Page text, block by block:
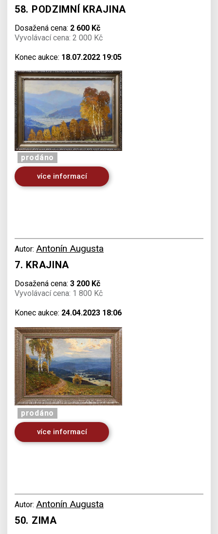
58. PODZIMNÍ KRAJINA
Dosažená cena: 2 600 Kč
Vyvolávací cena: 2 000 Kč
Konec aukce: 18.07.2022 19:05
prodáno
více informací
Autor: Antonín Augusta
7. KRAJINA
Dosažená cena: 3 200 Kč
Vyvolávací cena: 1 800 Kč
Konec aukce: 24.04.2023 18:06
prodáno
více informací
Autor: Antonín Augusta
50. ZIMA